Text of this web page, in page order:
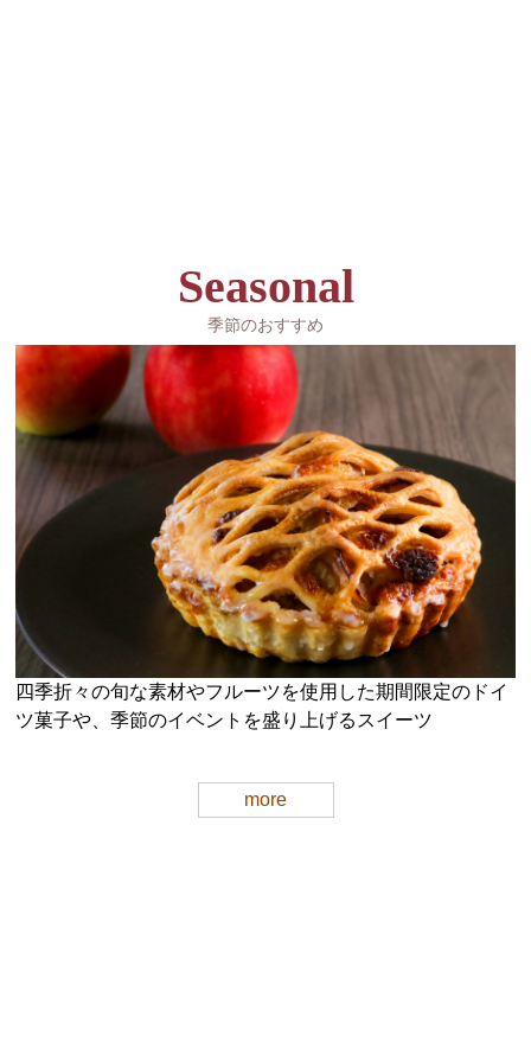
Seasonal
季節のおすすめ
四季折々の旬な素材やフルーツを使用した期間限定のドイ
ツ菓子や、季節のイベントを盛り上げるスイーツ
more